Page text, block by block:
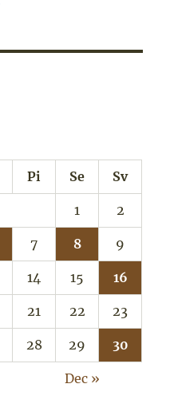
Pi Se Sv
1 2
7 8 9
14 15 16
21 22 23
28 29 30
Dec »